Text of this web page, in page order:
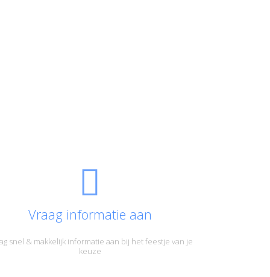
Vraag informatie aan
snel & makkelijk informatie aan bij het feestje van je
keuze